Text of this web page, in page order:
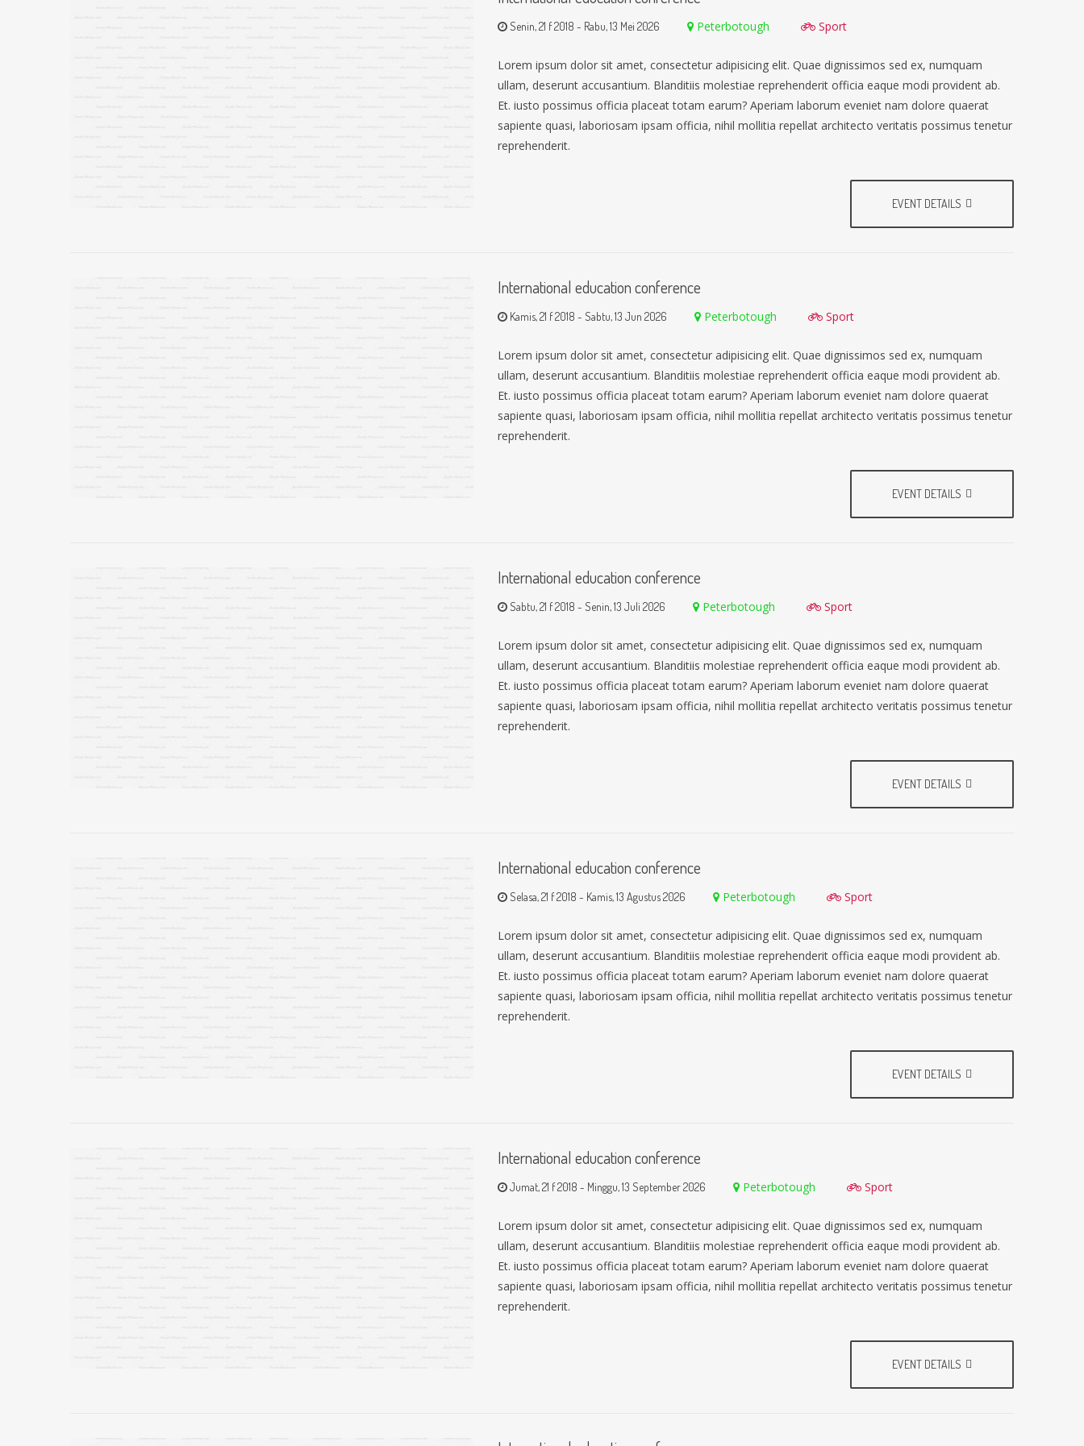
Senin, 21 f 2018 - Rabu, 13 Mei 2026 Peterbotough Sport
Lorem ipsum dolor sit amet, consectetur adipisicing elit. Quae dignissimos sed ex, numquam
ullam, deserunt accusantium. Blanditiis molestiae reprehenderit officia eaque modi provident ab.
Et. iusto possimus officia placeat totam earum? Aperiam laborum eveniet nam dolore quaerat
sapiente quasi, laboriosam ipsam officia, nihil mollitia repellat architecto veritatis possimus tenetur
reprehenderit.
EVENT DETAILS
International education conference
Kamis, 21 f 2018 - Sabtu, 13 Jun 2026 Peterbotough Sport
Lorem ipsum dolor sit amet, consectetur adipisicing elit. Quae dignissimos sed ex, numquam
ullam, deserunt accusantium. Blanditiis molestiae reprehenderit officia eaque modi provident ab.
Et. iusto possimus officia placeat totam earum? Aperiam laborum eveniet nam dolore quaerat
sapiente quasi, laboriosam ipsam officia, nihil mollitia repellat architecto veritatis possimus tenetur
reprehenderit.
EVENT DETAILS
International education conference
Sabtu, 21 f 2018 - Senin, 13 Juli 2026 Peterbotough Sport
Lorem ipsum dolor sit amet, consectetur adipisicing elit. Quae dignissimos sed ex, numquam
ullam, deserunt accusantium. Blanditiis molestiae reprehenderit officia eaque modi provident ab.
Et. iusto possimus officia placeat totam earum? Aperiam laborum eveniet nam dolore quaerat
sapiente quasi, laboriosam ipsam officia, nihil mollitia repellat architecto veritatis possimus tenetur
reprehenderit.
EVENT DETAILS
International education conference
Selasa, 21 f 2018 - Kamis, 13 Agustus 2026 Peterbotough Sport
Lorem ipsum dolor sit amet, consectetur adipisicing elit. Quae dignissimos sed ex, numquam
ullam, deserunt accusantium. Blanditiis molestiae reprehenderit officia eaque modi provident ab.
Et. iusto possimus officia placeat totam earum? Aperiam laborum eveniet nam dolore quaerat
sapiente quasi, laboriosam ipsam officia, nihil mollitia repellat architecto veritatis possimus tenetur
reprehenderit.
EVENT DETAILS
International education conference
Jumat, 21 f 2018 - Minggu, 13 September 2026 Peterbotough Sport
Lorem ipsum dolor sit amet, consectetur adipisicing elit. Quae dignissimos sed ex, numquam
ullam, deserunt accusantium. Blanditiis molestiae reprehenderit officia eaque modi provident ab.
Et. iusto possimus officia placeat totam earum? Aperiam laborum eveniet nam dolore quaerat
sapiente quasi, laboriosam ipsam officia, nihil mollitia repellat architecto veritatis possimus tenetur
reprehenderit.
EVENT DETAILS